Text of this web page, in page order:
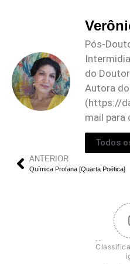
Pós-
do
Autora
(https://
mail para
Todos
ANTERIOR
Química Profana [Quarta Poética]